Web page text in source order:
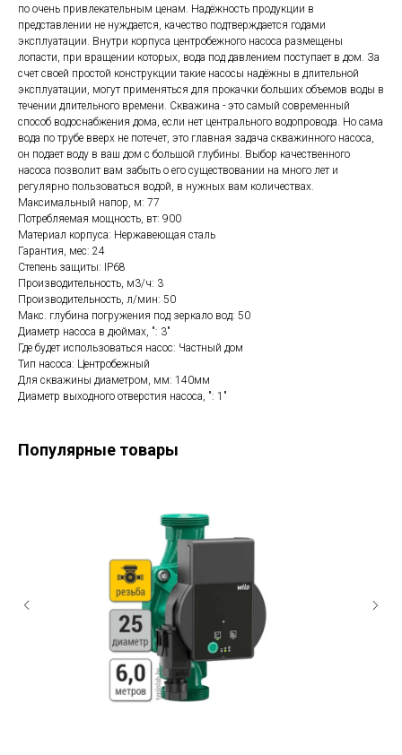
по очень привлекательным ценам. Надёжность продукции в
представлении не нуждается, качество подтверждается годами
эксплуатации. Внутри корпуса центробежного насоса размещены
лопасти, при вращении которых, вода под давлением поступает в дом. За
счет своей простой конструкции такие насосы надёжны в длительной
эксплуатации, могут применяться для прокачки больших объемов воды в
течении длительного времени. Скважина - это самый современный
способ водоснабжения дома, если нет центрального водопровода. Но сама
вода по трубе вверх не потечет, это главная задача скважинного насоса,
он подает воду в ваш дом с большой глубины. Выбор качественного
насоса позволит вам забыть о его существовании на много лет и
регулярно пользоваться водой, в нужных вам количествах.
Максимальный напор, м: 77
Потребляемая мощность, вт: 900
Материал корпуса: Нержавеющая сталь
Гарантия, мес: 24
Степень защиты: IP68
Производительность, м3/ч: 3
Производительность, л/мин: 50
Макс. глубина погружения под зеркало вод: 50
Диаметр насоса в дюймах, ": 3"
Где будет использоваться насос: Частный дом
Тип насоса: Центробежный
Для скважины диаметром, мм: 140мм
Диаметр выходного отверстия насоса, ": 1"
Популярные товары